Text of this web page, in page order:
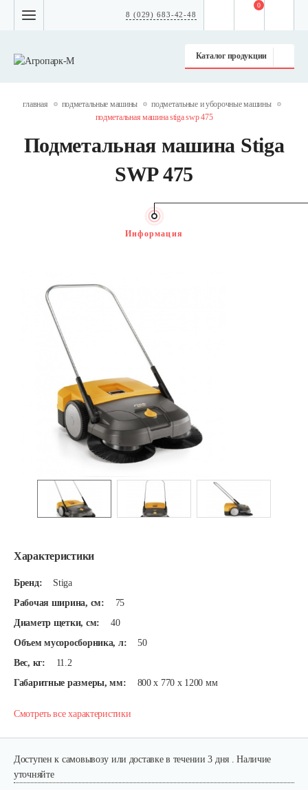
8 (029) 683-42-48
Каталог продукции
0
главная подметальные машины
подметальные и уборочные машины
подметальная машина stiga swp 475
Подметальная машина Stiga
SWP 475
Характеристики
Бренд:
Stiga
Рабочая ширина, см:
75
Диаметр щетки, см:
40
Объем мусоросборника, л:
50
Вес, кг:
11.2
Габаритные размеры, мм:
800 x 770 x 1200 мм
Смотреть все характеристики
Информация
Доступен к самовывозу или доставке в течении 3 дня . Наличие
уточняйте